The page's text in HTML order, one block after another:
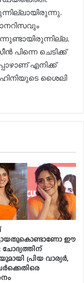
പിന്നെ ചെടിക്ക്
എനിക്ക്
ശെെലി
ഈ
ചോദ്യത്തിന്
പ്രിയ വാര്യർ,